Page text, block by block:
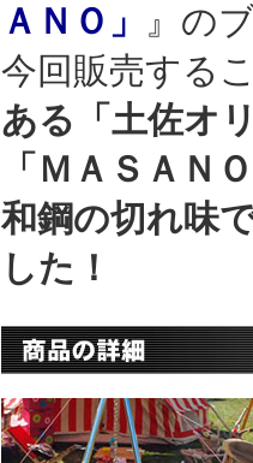
ＡＮＯ」
』の
今回販売する
ある「土佐オ
「ＭＡＳＡＮ
和鋼の切れ味
した！